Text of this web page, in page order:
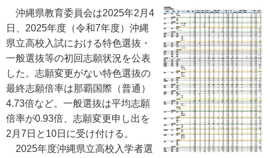
沖縄県教育委員会は2025年2月4
日、2025年度（令和7年度）沖縄
県立高校入試における特色選抜・
一般選抜等の初回志願状況を公表
した。志願変更がない特色選抜の
最終志願倍率は那覇国際（普通）
4.73倍など。一般選抜は平均志願
倍率が0.93倍、志願変更申し出を
2月7日と10日に受け付ける。
2025年度沖縄県立高校入学者選